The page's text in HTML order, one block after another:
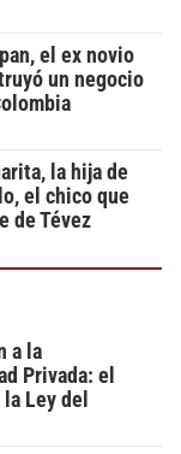
el ex novio
un negocio
la hija de
el chico que
de Tévez
a la
Privada: el
Ley del